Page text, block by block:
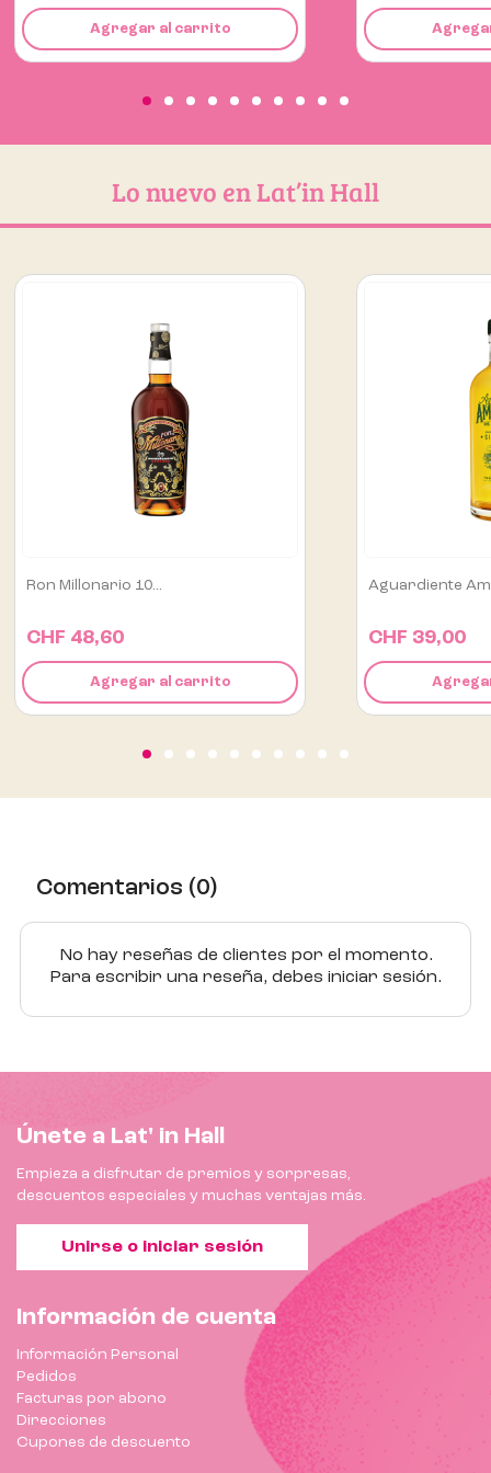
Agregar al carrito
Lo nuevo en Lat’in Hall
Aguardiente Amarillo De...
CHF 39,00
Agregar al carrito
Alipús San
CHF
Comentarios (0)
No hay reseñas de clientes por el momento.
Para escribir una reseña, debes iniciar sesión.
Únete a Lat' in Hall
Empieza a disfrutar de premios y sorpresas,
descuentos especiales y muchas ventajas más.
Unirse o iniciar sesión
Información de cuenta
Información Personal
Pedidos
Facturas por abono
Direcciones
Cupones de descuento